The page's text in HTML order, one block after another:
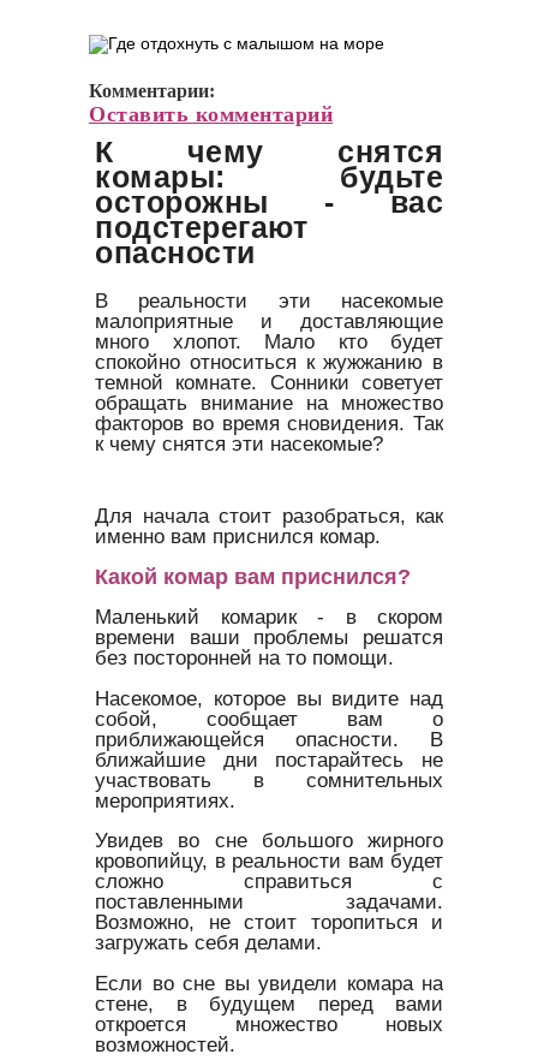
Комментарии:
Оставить комментарий
К чему снятся
комары: будьте
осторожны - вас
подстерегают
опасности
В реальности эти насекомые
малоприятные и доставляющие
много хлопот. Мало кто будет
спокойно относиться к жужжанию в
темной комнате. Сонники советует
обращать внимание на множество
факторов во время сновидения. Так
к чему снятся эти насекомые?
Для начала стоит разобраться, как
именно вам приснился комар.
Какой комар вам приснился?
Маленький комарик - в скором
времени ваши проблемы решатся
без посторонней на то помощи.
Насекомое, которое вы видите над
собой, сообщает вам о
приближающейся опасности. В
ближайшие дни постарайтесь не
участвовать в сомнительных
мероприятиях.
Увидев во сне большого жирного
кровопийцу, в реальности вам будет
сложно справиться с
поставленными задачами.
Возможно, не стоит торопиться и
загружать себя делами.
Если во сне вы увидели комара на
стене, в будущем перед вами
откроется множество новых
возможностей.